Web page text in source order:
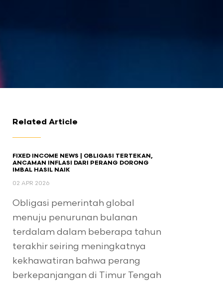
Related Article
FIXED INCOME NEWS | OBLIGASI TERTEKAN,
ANCAMAN INFLASI DARI PERANG DORONG
IMBAL HASIL NAIK
02 APR 2026
Obligasi pemerintah global
menuju penurunan bulanan
terdalam dalam beberapa tahun
terakhir seiring meningkatnya
kekhawatiran bahwa perang
berkepanjangan di Timur Tengah